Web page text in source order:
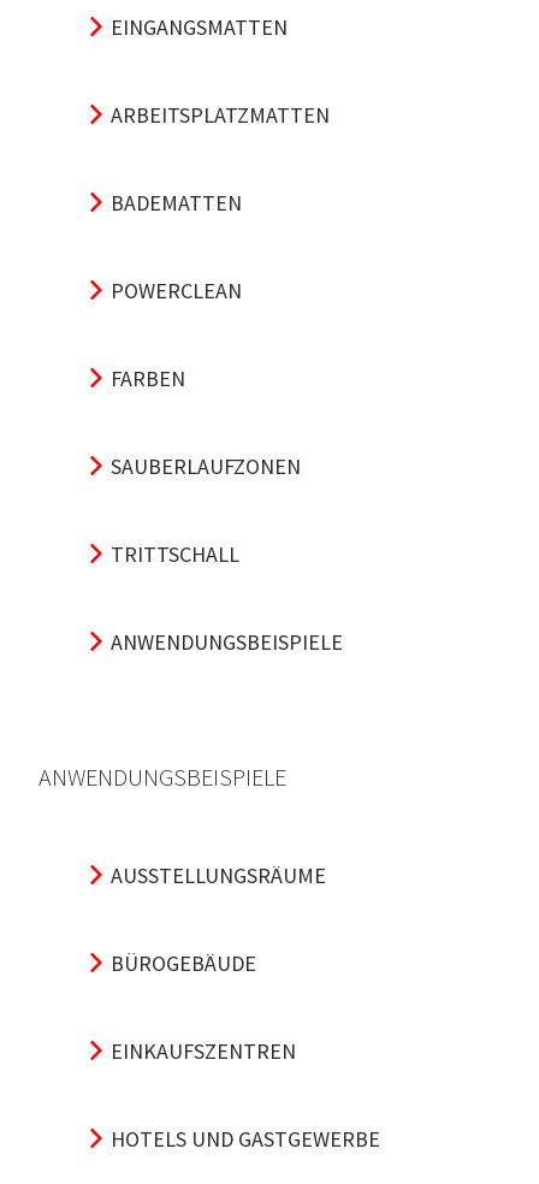
EINGANGSMATTEN
ARBEITSPLATZMATTEN
BADEMATTEN
POWERCLEAN
FARBEN
SAUBERLAUFZONEN
TRITTSCHALL
ANWENDUNGSBEISPIELE
ANWENDUNGSBEISPIELE
AUSSTELLUNGSRÄUME
BÜROGEBÄUDE
EINKAUFSZENTREN
HOTELS UND GASTGEWERBE